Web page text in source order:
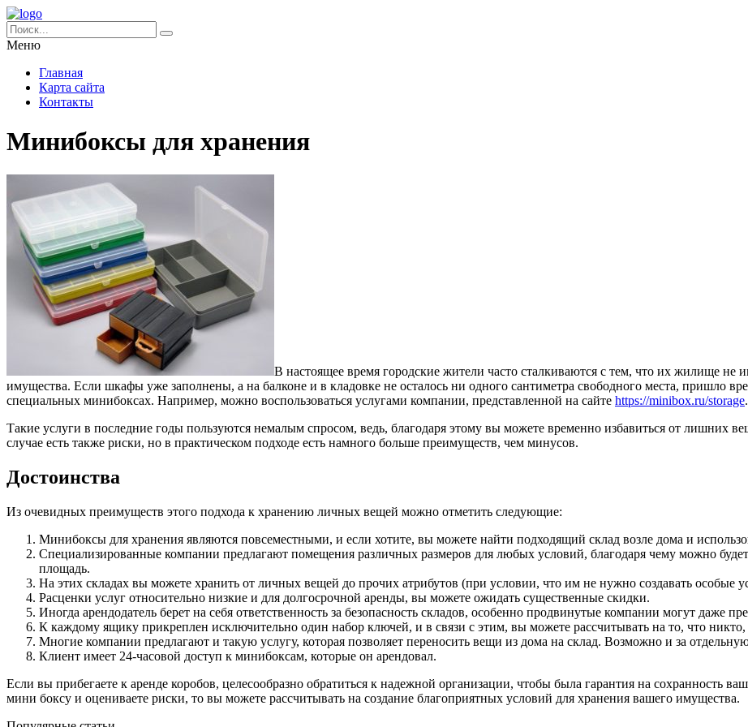
Меню
Главная
Карта сайта
Контакты
Минибоксы для хранения
В настоящее время городские жители часто сталкиваются с тем, что их жилище не
имущества. Если шкафы уже заполнены, а на балконе и в кладовке не осталось ни одного сантиметра свободного места, пришло
специальных минибоксах. Например, можно воспользоваться услугами компании, представленной на сайте https://minibox.ru/storage.
Такие услуги в последние годы пользуются немалым спросом, ведь, благодаря этому вы можете временно избавиться от лишних
случае есть также риски, но в практическом подходе есть намного больше преимуществ, чем минусов.
Достоинства
Из очевидных преимуществ этого подхода к хранению личных вещей можно отметить следующие:
Минибоксы для хранения являются повсеместными, и если хотите, вы можете найти подходящий склад возле дома и
Специализированные компании предлагают помещения различных размеров для любых условий, благодаря чему можно
площадь.
На этих складах вы можете хранить от личных вещей до прочих атрибутов (при условии, что им не нужно создавать особые
Расценки услуг относительно низкие и для долгосрочной аренды, вы можете ожидать существенные скидки.
Иногда арендодатель берет на себя ответственность за безопасность складов, особенно продвинутые компании могут даже
К каждому ящику прикреплен исключительно один набор ключей, и в связи с этим, вы можете рассчитывать на то, что
Многие компании предлагают и такую услугу, которая позволяет переносить вещи из дома на склад. Возможно и за
Клиент имеет 24-часовой доступ к минибоксам, которые он арендовал.
Если вы прибегаете к аренде коробов, целесообразно обратиться к надежной организации, чтобы была гарантия на сохранность
мини боксу и оцениваете риски, то вы можете рассчитывать на создание благоприятных условий для хранения вашего имущества.